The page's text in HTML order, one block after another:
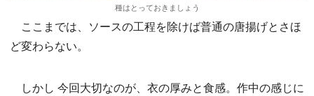
種はとっておきましょう
ここまでは、ソースの工程を除けば普通の唐揚げとさほ
ど変わらない。
しかし 今回大切なのが、衣の厚みと食感。作中の感じに